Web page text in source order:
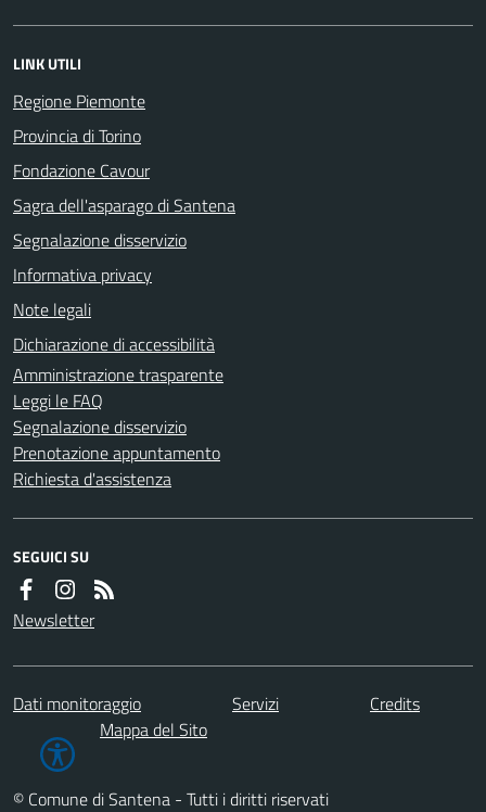
LINK UTILI
Regione Piemonte
Provincia di Torino
Fondazione Cavour
Sagra dell'asparago di Santena
Segnalazione disservizio
Informativa privacy
Note legali
Dichiarazione di accessibilità
Amministrazione trasparente
Leggi le FAQ
Segnalazione disservizio
Prenotazione appuntamento
Richiesta d'assistenza
SEGUICI SU
Newsletter
Dati monitoraggio Servizi
Credits
Mappa del Sito
© Comune di Santena - Tutti i diritti riservati